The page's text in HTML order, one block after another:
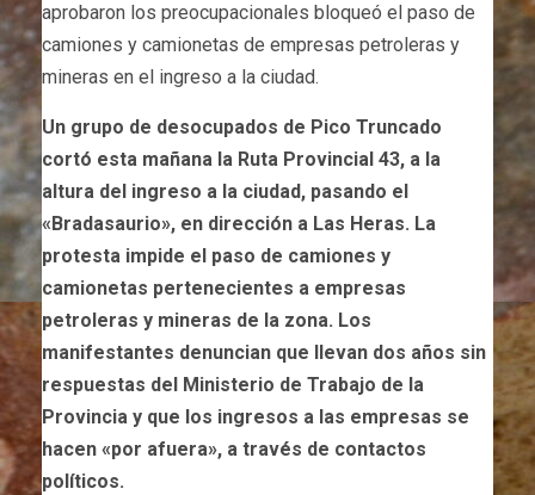
aprobaron los preocupacionales bloqueó el paso de
camiones y camionetas de empresas petroleras y
mineras en el ingreso a la ciudad.
Un grupo de desocupados de Pico Truncado
cortó esta mañana la Ruta Provincial 43, a la
altura del ingreso a la ciudad, pasando el
«Bradasaurio», en dirección a Las Heras. La
protesta impide el paso de camiones y
camionetas pertenecientes a empresas
petroleras y mineras de la zona. Los
manifestantes denuncian que llevan dos años sin
respuestas del Ministerio de Trabajo de la
Provincia y que los ingresos a las empresas se
hacen «por afuera», a través de contactos
políticos.